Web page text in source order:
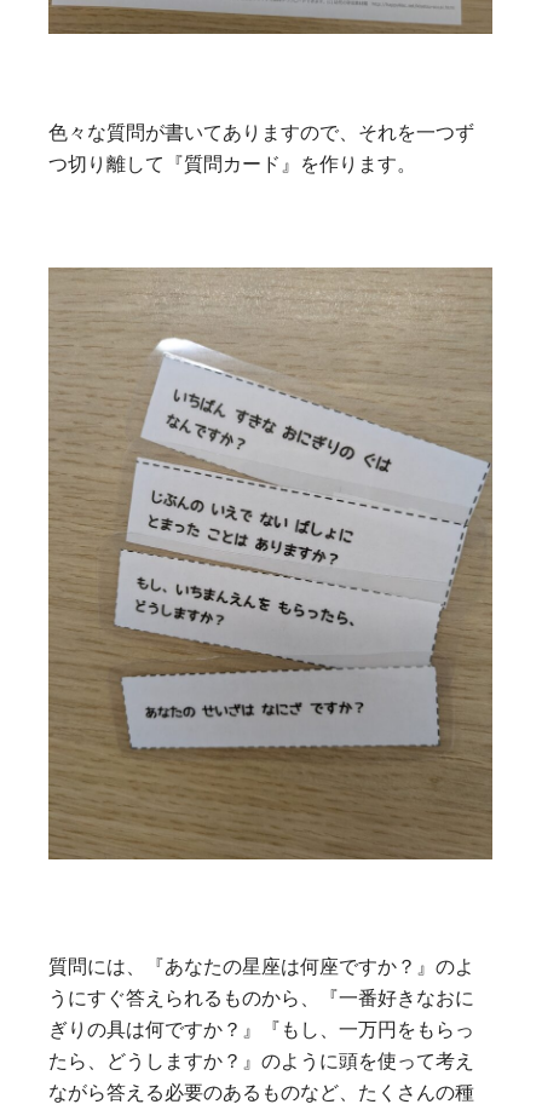
色々な質問が書いてありますので、それを一つず
つ切り離して『質問カード』を作ります。
質問には、『あなたの星座は何座ですか？』のよ
うにすぐ答えられるものから、『一番好きなおに
ぎりの具は何ですか？』『もし、一万円をもらっ
たら、どうしますか？』のように頭を使って考え
ながら答える必要のあるものなど、たくさんの種